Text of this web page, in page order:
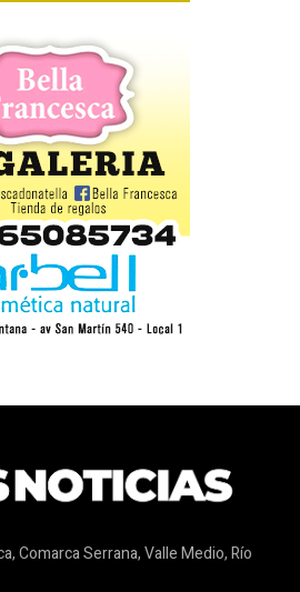
Comarca Serrana, Valle Medio, Río